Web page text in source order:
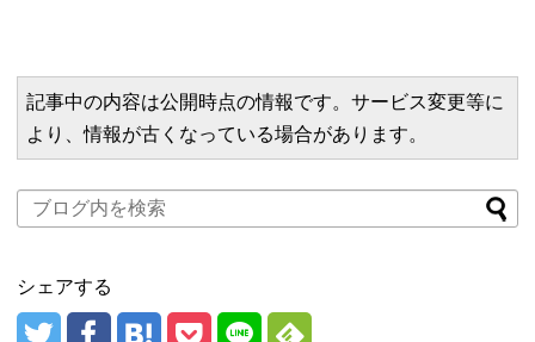
記事中の内容は公開時点の情報です。サービス変更等に
より、情報が古くなっている場合があります。
シェアする